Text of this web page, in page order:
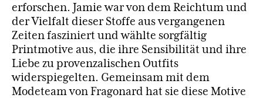
erforschen. Jamie war von dem Reichtum und
der Vielfalt dieser Stoffe aus vergangenen
Zeiten fasziniert und wählte sorgfältig
Printmotive aus, die ihre Sensibilität und ihre
Liebe zu provenzalischen Outfits
widerspiegelten. Gemeinsam mit dem
Modeteam von Fragonard hat sie diese Motive